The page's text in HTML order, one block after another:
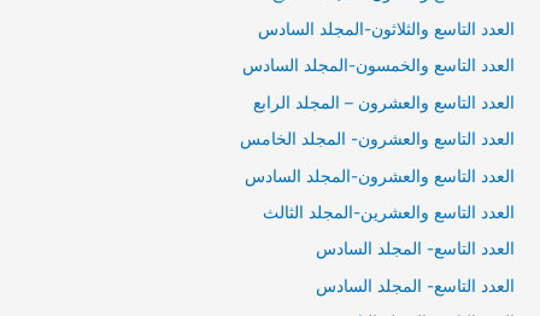
العدد التاسع والثلاثون-المجلد السادس
العدد التاسع والخمسون-المجلد السادس
العدد التاسع والعشرون – المجلد الرابع
العدد التاسع والعشرون- المجلد الخامس
العدد التاسع والعشرون-المجلد السادس
العدد التاسع والعشرين-المجلد الثالث
العدد التاسع- المجلد السادس
العدد التاسع- المجلد السادس